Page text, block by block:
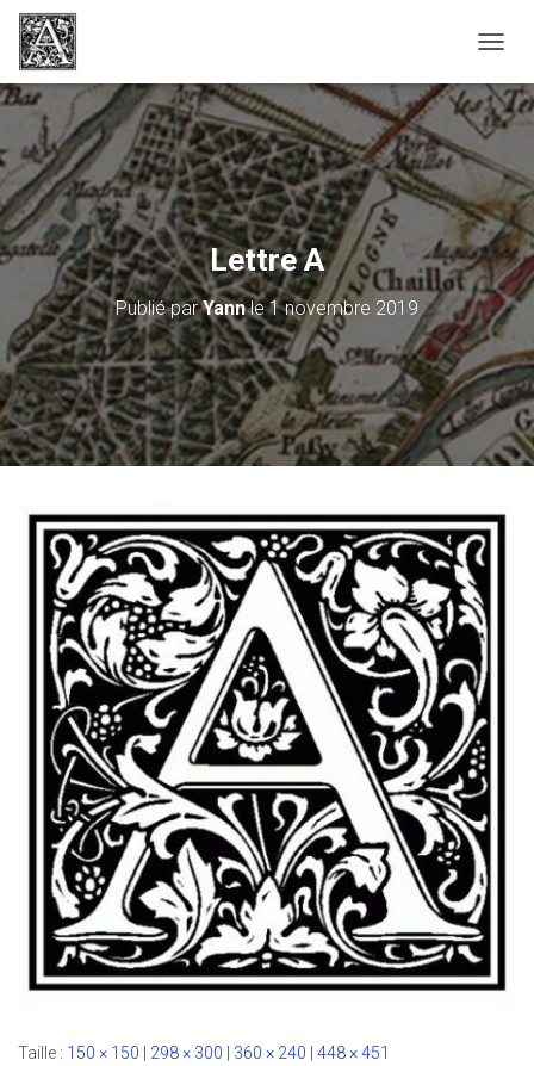
É
P
L
E
R
L
A
N
A
V
G
A
T
I
O
N
Lettre A
Publié parYannle1 novembre 2019
Taille : 150 × 150 298 × 300 360 × 240 448 × 451